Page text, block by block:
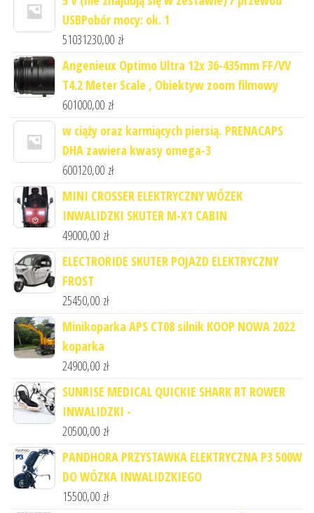
USBPobór mocy: ok. 1
51031230,00 zł
Angenieux Optimo Ultra 12x 36-435mm FF/VV
T4.2 Meter Scale , Obiektyw zoom filmowy
601000,00 zł
w ciąży oraz karmiących piersią. PRENACAPS
DHA zawiera kwasy omega-3
600120,00 zł
MINI CROSSER ELEKTRYCZNY WÓZEK
INWALIDZKI SKUTER M-X1 CABIN
49000,00 zł
ELECTRORIDE SKUTER POJAZD ELEKTRYCZNY
FROST
25450,00 zł
Minikoparka APS CT08 silnik KOOP NOWA 2022
koparka
24900,00 zł
SUNRISE MEDICAL QUICKIE SHARK RT ROWER
INWALIDZKI -
20500,00 zł
PANDHORA PRZYSTAWKA ELEKTRYCZNA P3 500W
DO WÓZKA INWALIDZKIEGO
15500,00 zł